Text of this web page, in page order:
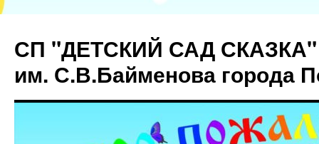
СП "ДЕТСКИЙ САД СКАЗКА"
им. С.В.Байменова города